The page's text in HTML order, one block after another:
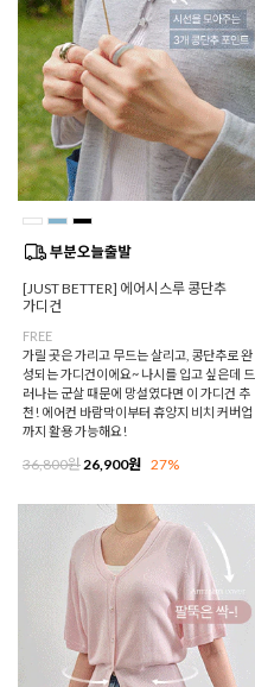
[JUST BETTER] 에어시스루 콩단추
가디건
FREE
가릴 곳은 가리고 무드는 살리고, 콩단추로 완
성되는 가디건이에요~ 나시를 입고 싶은데 드
러나는 군살 때문에 망설였다면 이 가디건 추
천! 에어컨 바람막이부터 휴양지 비치 커버업
까지 활용 가능해요!
36,800원26,900원 27%